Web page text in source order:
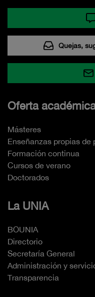
Quejas,
Oferta
Másteres
Enseñanzas propias de
Formación continua
Cursos de verano
Doctorados
La UNIA
BOUNIA
Directorio
Secretaría General
Administración y
Transparencia